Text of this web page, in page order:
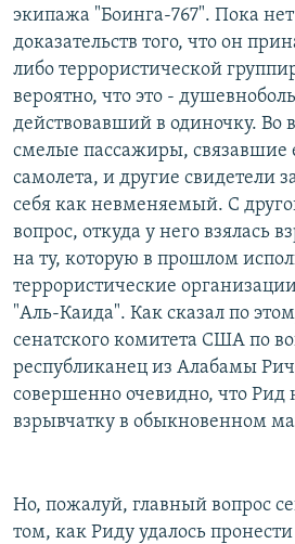
экипажа "Боинга-767". Пока
доказательств того, что он
либо террористической
вероятно, что это -
действовавший в одиночку. Во
смелые пассажиры, связавшие
самолета, и другие свидетели
себя как невменяемый. С
вопрос, откуда у него взялась
на ту, которую в прошлом
террористические
"Аль-Каида". Как сказал по
сенатского комитета США по
республиканец из Алабамы
совершенно очевидно, что Рид
взрывчатку в обыкновенном
Но, пожалуй, главный вопрос
том, как Риду удалось